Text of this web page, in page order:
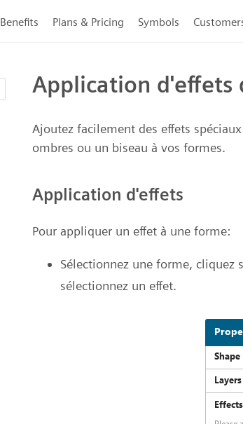
Benefits Plans & Pricing Symbols
Application d'effets
Ajoutez facilement des effets
ombres ou un biseau à vos formes.
Application d'effets
Pour appliquer un effet à une forme:
Sélectionnez une forme, cliquez
sélectionnez un effet.